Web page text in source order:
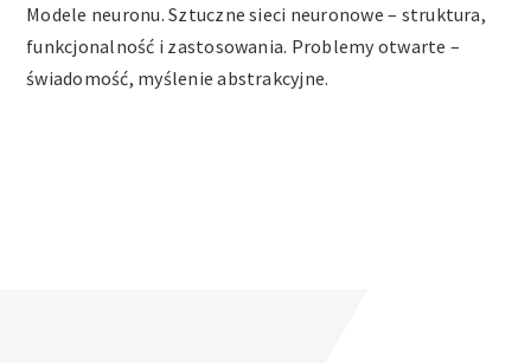
Modele neuronu. Sztuczne sieci neuronowe – struktura,
funkcjonalność i zastosowania. Problemy otwarte –
świadomość, myślenie abstrakcyjne.